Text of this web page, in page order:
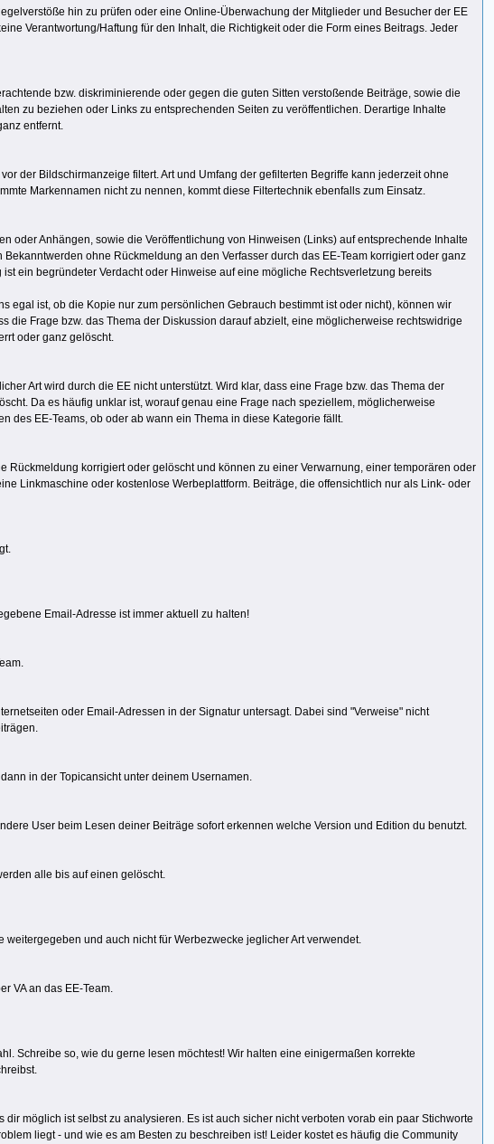
hin zu prüfen oder eine Online-Überwachung der Mitglieder und Besucher der EE
Verantwortung/Haftung für den Inhalt, die Richtigkeit oder die Form eines Beitrags. Jeder
bzw. diskriminierende oder gegen die guten Sitten verstoßende Beiträge, sowie die
zu beziehen oder Links zu entsprechenden Seiten zu veröffentlichen. Derartige Inhalte
entfernt.
der Bildschirmanzeige filtert. Art und Umfang der gefilterten Begriffe kann jederzeit ohne
Markennamen nicht zu nennen, kommt diese Filtertechnik ebenfalls zum Einsatz.
oder Anhängen, sowie die Veröffentlichung von Hinweisen (Links) auf entsprechende Inhalte
ohne Rückmeldung an den Verfasser durch das EE-Team korrigiert oder ganz
ein begründeter Verdacht oder Hinweise auf eine mögliche Rechtsverletzung bereits
egal ist, ob die Kopie nur zum persönlichen Gebrauch bestimmt ist oder nicht), können wir
die Frage bzw. das Thema der Diskussion darauf abzielt, eine möglicherweise rechtswidrige
oder ganz gelöscht.
Art wird durch die EE nicht unterstützt. Wird klar, dass eine Frage bzw. das Thema der
Da es häufig unklar ist, worauf genau eine Frage nach speziellem, möglicherweise
des EE-Teams, ob oder ab wann ein Thema in diese Kategorie fällt.
korrigiert oder gelöscht und können zu einer Verwarnung, einer temporären oder
Linkmaschine oder kostenlose Werbeplattform. Beiträge, die offensichtlich nur als Link- oder
Email-Adresse ist immer aktuell zu halten!
oder Email-Adressen in der Signatur untersagt. Dabei sind "Verweise" nicht
in der Topicansicht unter deinem Usernamen.
User beim Lesen deiner Beiträge sofort erkennen welche Version und Edition du benutzt.
alle bis auf einen gelöscht.
und auch nicht für Werbezwecke jeglicher Art verwendet.
VA an das EE-Team.
Schreibe so, wie du gerne lesen möchtest! Wir halten eine einigermaßen korrekte
möglich ist selbst zu analysieren. Es ist auch sicher nicht verboten vorab ein paar Stichworte
liegt - und wie es am Besten zu beschreiben ist! Leider kostet es häufig die Community